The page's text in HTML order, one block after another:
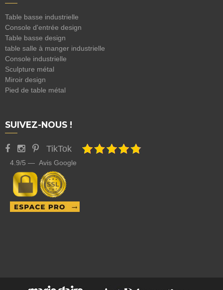
Table basse industrielle
Console d'entrée design
Table basse design
table salle à manger industrielle
Console industrielle
Sculpture métal
Miroir design
Pied de table métal
SUIVEZ-NOUS !
TikTok
4.9/5 — Avis Google